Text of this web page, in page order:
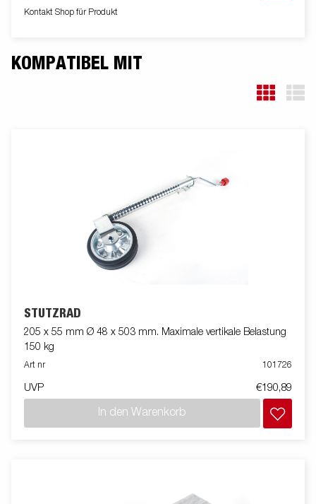
Kontakt Shop für Produkt
KOMPATIBEL MIT
STÜTZRAD
205 x 55 mm Ø 48 x 503 mm. Maximale vertikale Belastung
150 kg
Art nr 101726
UVP €190,89
In den Warenkorb